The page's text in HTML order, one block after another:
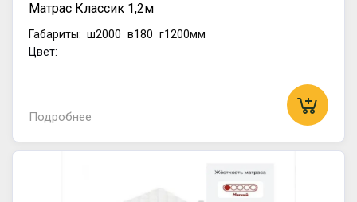
Матрас Классик 1,2м
Габариты: ш2000 в180 г1200мм
Цвет:
Подробнее